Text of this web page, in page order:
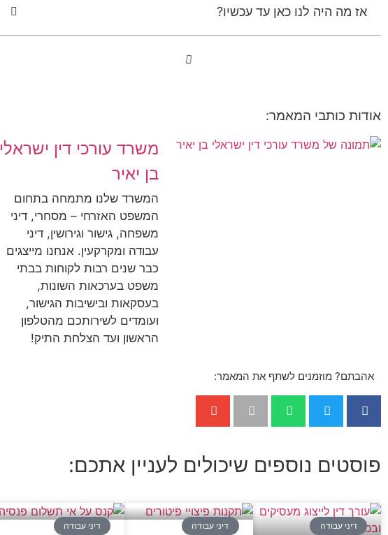
אז מה היה לנו כאן עד עכשיו?
אודות כותבי המאמר:
משרד עורכי דין ישראלי
בן יאיר
המשרד שלנו מתמחה בתחום
המשפט האזרחי – מסחרי, דיני
משפחה, גישור וגירושין, דיני
עבודה ומקרקעין. אנחנו מייצגים
כבר שנים רבות לקוחות בבתי
משפט בערכאות השונות,
בעסקאות ובישיבות הגישור,
ועומדים לשירותכם מהטלפון
הראשון ועד הצלחת התיק!
אהבתם? מוזמנים לשתף את המאמר:
פוסטים נוספים שיכולים לעניין אתכם:
דיני עבודה דיני עבודה דיני עבודה